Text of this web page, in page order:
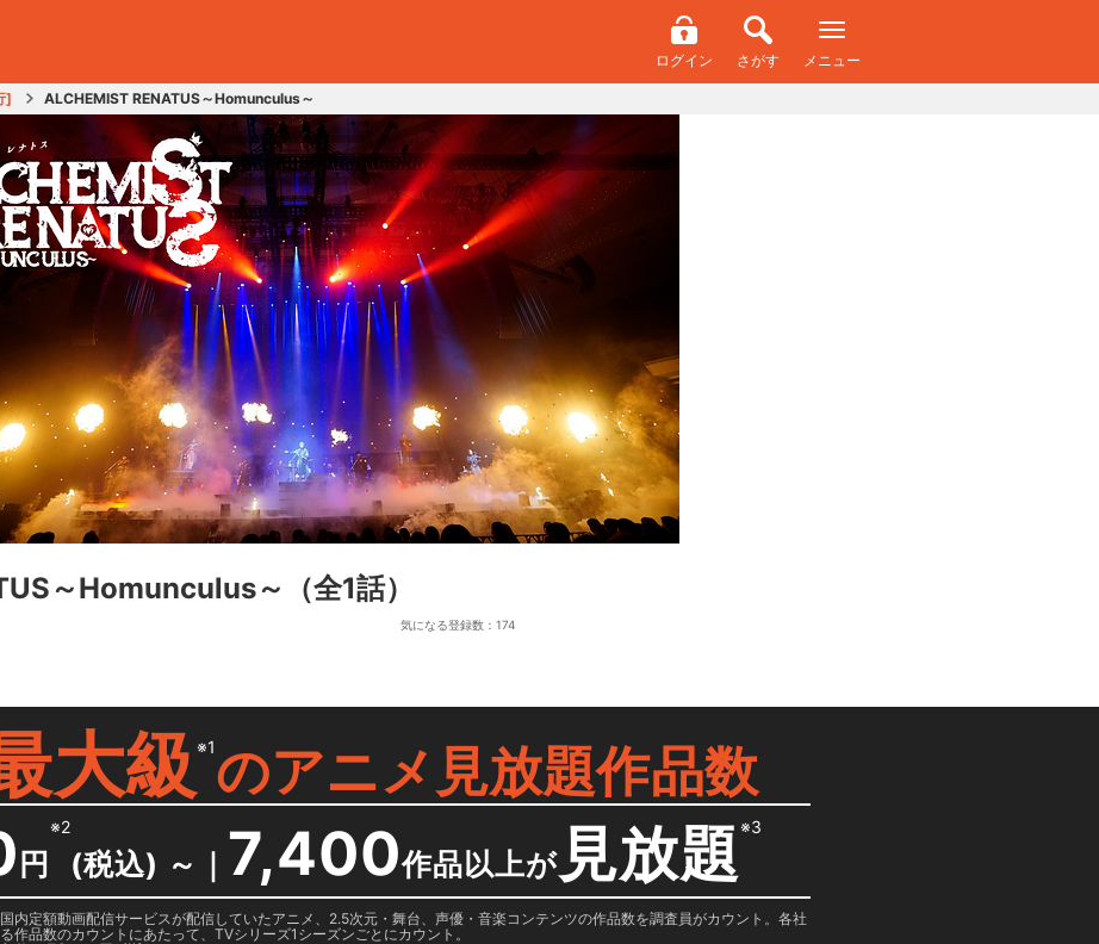
ログイン さがす メニュー
] ALCHEMIST RENATUS～Homunculus～
～Homunculus～ （全1話）
気になる登録数： 174
大級 ※1のアニメ見放題作品数
円
※2
(税込) ～ ｜ 7,400作品以上が 見放題※3
内定額動画配信サービスが配信していたアニメ、2.5次元・舞台、声優・音楽コンテンツの作品数を調査員がカウント。各社
作品数のカウントにあたって、TVシリーズ1シーズンごとにカウント。